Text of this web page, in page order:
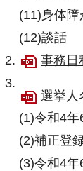
(11)身体
(12)談話
事務日
選挙人
(1)令和4
(2)補正登
(3)令和4